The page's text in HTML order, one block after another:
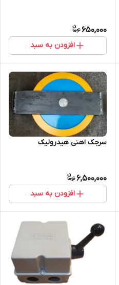
650,000
افزودن به سبد
سرجک اهنی هیدرولیک
6,500,000
افزودن به سبد